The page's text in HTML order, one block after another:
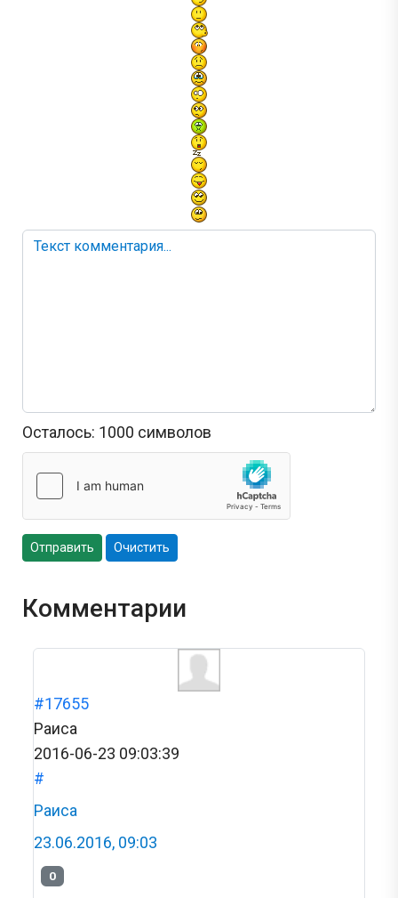
Осталось: 1000 символов
Отправить Очистить
Комментарии
#17655
Раиса
2016-06-23 09:03:39
#
Раиса
23.06.2016, 09:03
0